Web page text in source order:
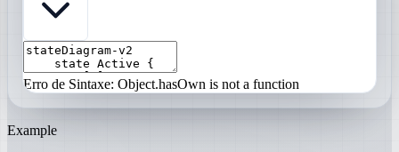
Erro de Sintaxe: Object.hasOwn is not a function
Example